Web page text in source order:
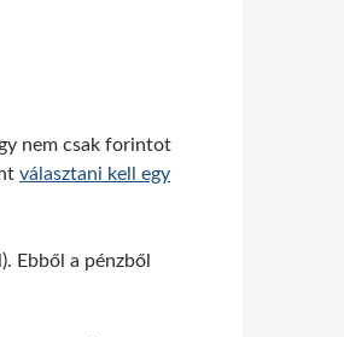
nem csak forintot
választani kell egy
Ebből a pénzből